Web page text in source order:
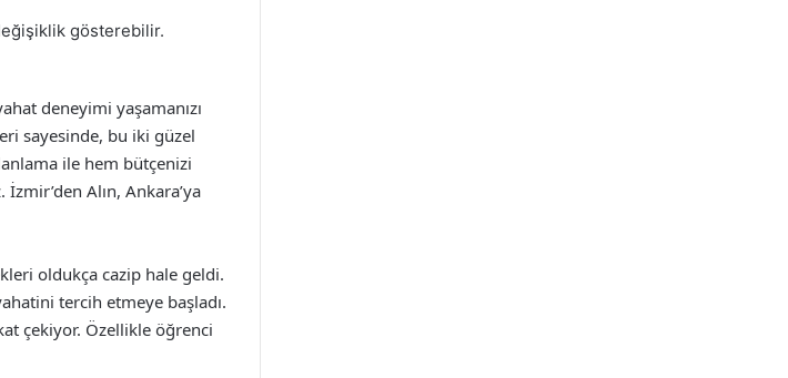
gösterebilir.
deneyimi yaşamanızı
sayesinde, bu iki güzel
ile hem bütçenizi
Alın, Ankara’ya
oldukça cazip hale geldi.
tercih etmeye başladı.
çekiyor. Özellikle öğrenci